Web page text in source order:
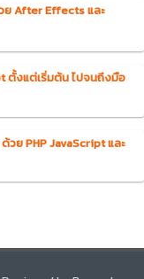
After Effects และ
ตั้งแต่เริ่มต้น ไปจนถึงมือ
ย PHP JavaScript และ